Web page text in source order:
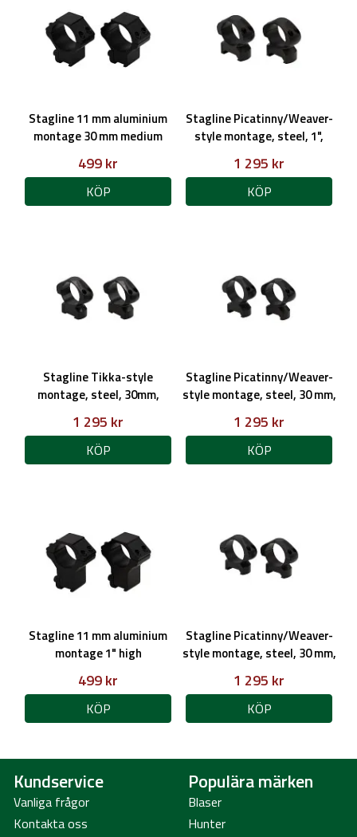
Stagline 11 mm aluminium
montage 30 mm medium
499 kr
KÖP
Stagline Picatinny/Weaver-
style montage, steel, 1",
1 295 kr
KÖP
Stagline Tikka-style
montage, steel, 30mm,
1 295 kr
KÖP
Stagline Picatinny/Weaver-
style montage, steel, 30 mm,
1 295 kr
KÖP
Stagline 11 mm aluminium
montage 1" high
499 kr
KÖP
Stagline Picatinny/Weaver-
style montage, steel, 30 mm,
1 295 kr
KÖP
Kundservice
Vanliga frågor
Kontakta oss
Populära märken
Blaser
Hunter